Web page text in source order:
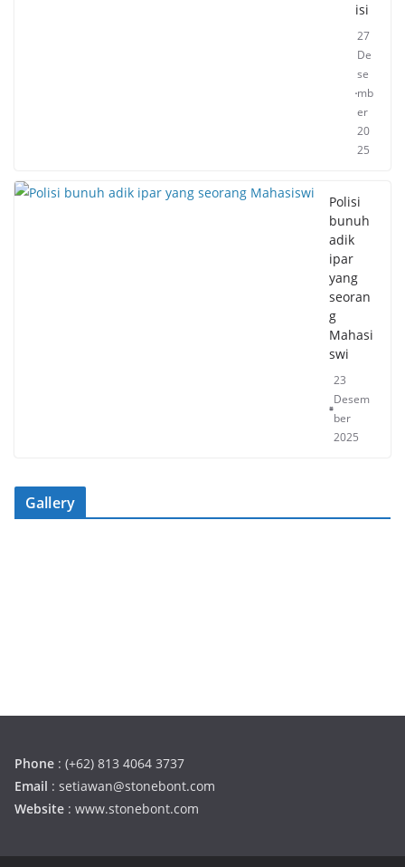
isi
27
De
se
mb
er
20
25
Polisi
bunuh
adik
ipar
yang
seoran
g
Mahasi
swi
23
Desem
ber
2025
Gallery
Phone : (+62) 813 4064 3737
Email : setiawan@stonebont.com
Website : www.stonebont.com